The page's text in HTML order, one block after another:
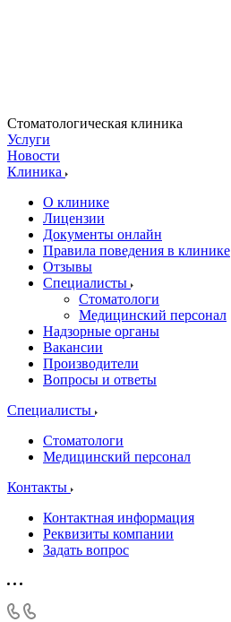
Стоматологическая клиника
Услуги
Новости
Клиника
О клинике
Лицензии
Документы онлайн
Правила поведения в клинике
Отзывы
Специалисты
Стоматологи
Медицинский персонал
Надзорные органы
Вакансии
Производители
Вопросы и ответы
Специалисты
Стоматологи
Медицинский персонал
Контакты
Контактная информация
Реквизиты компании
Задать вопрос